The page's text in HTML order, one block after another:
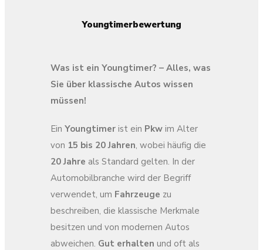
Youngtimerbewertung
Was ist ein Youngtimer? – Alles, was
Sie über klassische Autos wissen
müssen!
Ein Youngtimerist ein Pkwim Alter
von 15 bis 20 Jahren, wobei häufig die
20 Jahre als Standard gelten. In der
Automobilbranche wird der Begriff
verwendet, um Fahrzeuge zu
beschreiben, die klassische Merkmale
besitzen und von modernen Autos
abweichen. Gut erhalten und oft als